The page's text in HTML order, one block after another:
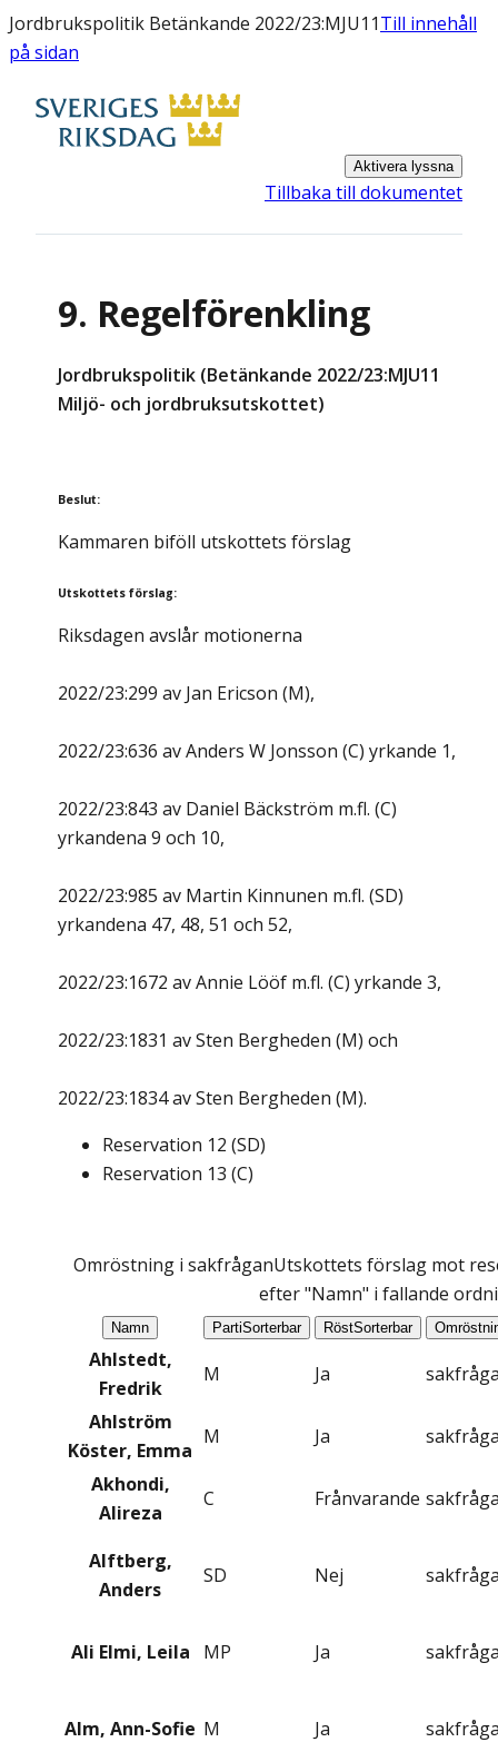
Jordbrukspolitik Betänkande 2022/23:MJU11Till innehåll
på sidan
Aktivera lyssna
Tillbaka till dokumentet
9. Regelförenkling
Jordbrukspolitik (Betänkande 2022/23:MJU11
Miljö- och jordbruksutskottet)
Beslut:
Kammaren biföll utskottets förslag
Utskottets förslag:
Riksdagen avslår motionerna
2022/23:299 av Jan Ericson (M),
2022/23:636 av Anders W Jonsson (C) yrkande 1,
2022/23:843 av Daniel Bäckström m.fl. (C)
yrkandena 9 och 10,
2022/23:985 av Martin Kinnunen m.fl. (SD)
yrkandena 47, 48, 51 och 52,
2022/23:1672 av Annie Lööf m.fl. (C) yrkande 3,
2022/23:1831 av Sten Bergheden (M) och
2022/23:1834 av Sten Bergheden (M).
Reservation 12 (SD)
Reservation 13 (C)
Omröstning i sakfråganUtskottets förslag mot
efter "Namn" i fallande
Namn PartiSorterbar RöstSorterbar
Ahlstedt,
Fredrik
M Ja
Ahlström
Köster, Emma
M Ja
Akhondi,
Alireza
C Frånvarande
Alftberg,
Anders
SD Nej
Ali Elmi, Leila MP Ja
Alm, Ann-Sofie M Ja